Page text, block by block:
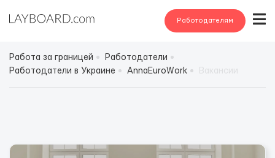
Работодателям
Работа за границей
Работодатели
Работодатели в Украине
AnnaEuroWork